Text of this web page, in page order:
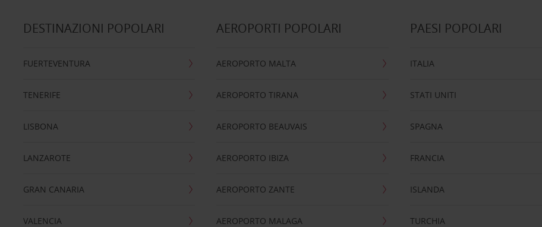
DESTINAZIONI POPOLARI
FUERTEVENTURA
TENERIFE
LISBONA
LANZAROTE
GRAN CANARIA
VALENCIA
AEROPORTI POPOLARI
AEROPORTO MALTA
AEROPORTO TIRANA
AEROPORTO BEAUVAIS
AEROPORTO IBIZA
AEROPORTO ZANTE
AEROPORTO MALAGA
PAESI POPOLARI
ITALIA
STATI UNITI
SPAGNA
FRANCIA
ISLANDA
TURCHIA